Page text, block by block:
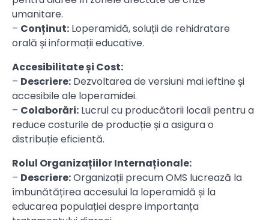
umanitare.
– Conținut: Loperamidă, soluții de rehidratare
orală și informații educative.
Accesibilitate și Cost:
– Descriere: Dezvoltarea de versiuni mai ieftine și
accesibile ale loperamidei.
– Colaborări: Lucrul cu producătorii locali pentru a
reduce costurile de producție și a asigura o
distribuție eficientă.
Rolul Organizațiilor Internaționale:
– Descriere:Organizații precum OMS lucrează la
îmbunătățirea accesului la loperamidă și la
educarea populației despre importanța